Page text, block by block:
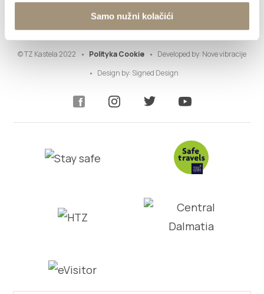
Samo nužni kolačići
© TZ Kastela 2022 Polityka Cookie Developed by: Nove vibracije
Design by: Signed Design